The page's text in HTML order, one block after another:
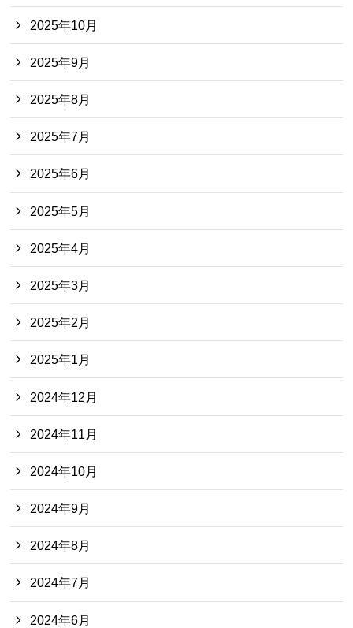
2025年10月
2025年9月
2025年8月
2025年7月
2025年6月
2025年5月
2025年4月
2025年3月
2025年2月
2025年1月
2024年12月
2024年11月
2024年10月
2024年9月
2024年8月
2024年7月
2024年6月